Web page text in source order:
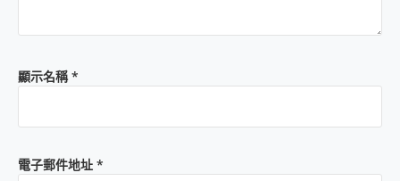
顯示名稱*
電子郵件地址 *